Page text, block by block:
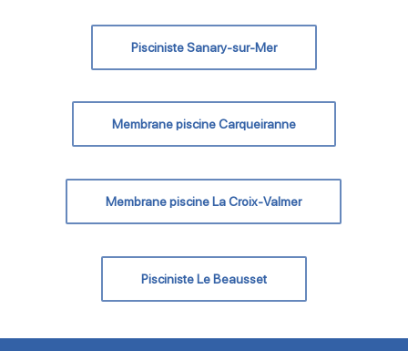
Pisciniste Sanary-sur-Mer
Membrane piscine Carqueiranne
Membrane piscine La Croix-Valmer
Pisciniste Le Beausset